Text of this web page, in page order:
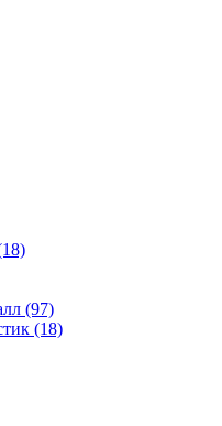
(97)
(18)